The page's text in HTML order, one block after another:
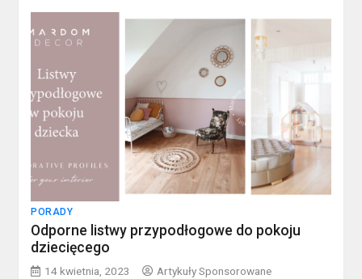
PORADY
Odporne listwy przypodłogowe do pokoju
dziecięcego
14 kwietnia, 2023 Artykuły Sponsorowane